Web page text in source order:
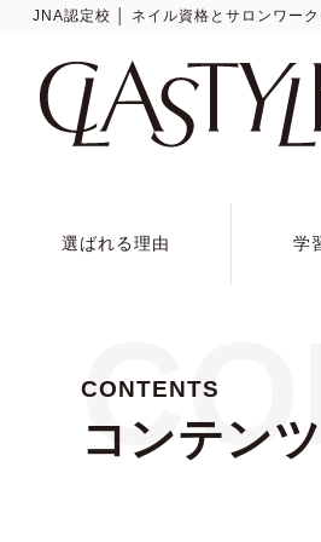
JNA認定校 │ ネイル資格とサロンワー
選ばれる理由 学
CONTENTS
コンテンツ